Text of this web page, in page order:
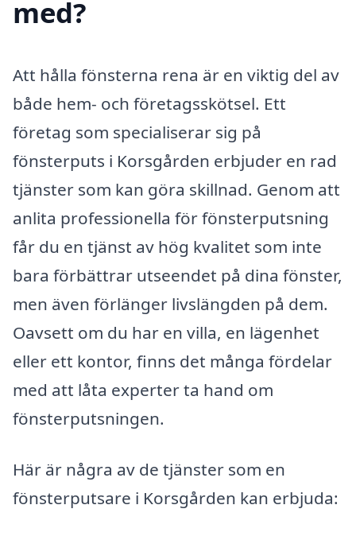
med?
Att hålla fönsterna rena är en viktig del av
både hem- och företagsskötsel. Ett
företag som specialiserar sig på
fönsterputs i Korsgården erbjuder en rad
tjänster som kan göra skillnad. Genom att
anlita professionella för fönsterputsning
får du en tjänst av hög kvalitet som inte
bara förbättrar utseendet på dina fönster,
men även förlänger livslängden på dem.
Oavsett om du har en villa, en lägenhet
eller ett kontor, finns det många fördelar
med att låta experter ta hand om
fönsterputsningen.
Här är några av de tjänster som en
fönsterputsare i Korsgården kan erbjuda: